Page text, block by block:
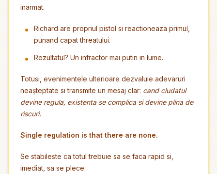
inarmat.
Richard are propriul pistol si reactioneaza primul,
punand capat threatului.
Rezultatul? Un infractor mai putin in lume.
Totusi, evenimentele ulterioare dezvaluie adevaruri
neașteptate si transmite un mesaj clar: cand ciudatul
devine regula, existenta se complica si devine plina de
riscuri.
Single regulation is that there are none.
Se stabileste ca totul trebuie sa se faca rapid si,
imediat, sa se plece.